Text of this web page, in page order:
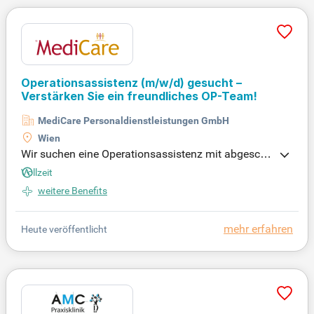
Operationsassistenz (m/w/d) gesucht –
Verstärken Sie ein freundliches OP-Team!
MediCare Personaldienstleistungen GmbH
Wien
Wir suchen eine Operationsassistenz mit abgeschl
ossener Ausbildung. Ihre Stärke? Teamarbeit, Orga
nisation und kommunikativer Umgang. Profitieren
Sie von einem fixen Monatsdienstplan – flexible Ei
nsätze und Überstunden nach Wunsch. Bewerben
Sie sich jetzt!
Vollzeit
weitere Benefits
mehr erfahren
Heute veröffentlicht